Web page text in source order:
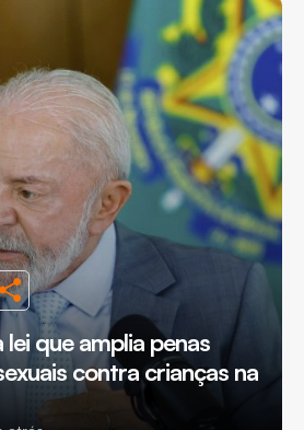
lei que amplia penas
contra crianças na